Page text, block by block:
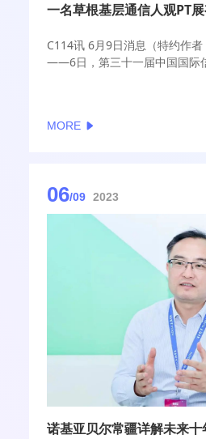
一名草根基层通信人观PT
C114讯 6月9日消息（特约作
——6日，第三十一届中国国际
国家会议中心，当晚19:30我坐
望能对各位有所帮助，请大家赐
MORE
06/09 2023